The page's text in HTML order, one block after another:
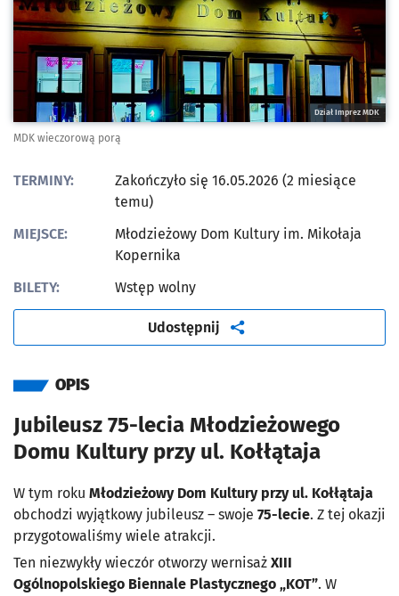
Dział Imprez MDK
MDK wieczorową porą
TERMINY:
Zakończyło się 16.05.2026 (2 miesiące
temu)
MIEJSCE:
Młodzieżowy Dom Kultury im. Mikołaja
Kopernika
BILETY:
Wstęp wolny
Udostępnij artykuł
OPIS
Jubileusz 75-lecia Młodzieżowego
Domu Kultury przy ul. Kołłątaja
W tym roku Młodzieżowy Dom Kultury przy ul. Kołłątaja
obchodzi wyjątkowy jubileusz – swoje 75-lecie. Z tej okazji
przygotowaliśmy wiele atrakcji.
Ten niezwykły wieczór otworzy wernisaż XIII
Ogólnopolskiego Biennale Plastycznego „KOT”. W